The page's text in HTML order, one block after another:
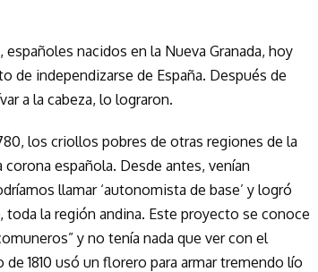
nacidos en la Nueva Granada, hoy
de independizarse de España. Después de
a la cabeza, lo lograron.
los criollos pobres de otras regiones de la
española. Desde antes, venían
llamar ‘autonomista de base’ y logró
toda la región andina. Este proyecto se conoce
y no tenía nada que ver con el
1810 usó un florero para armar tremendo lío